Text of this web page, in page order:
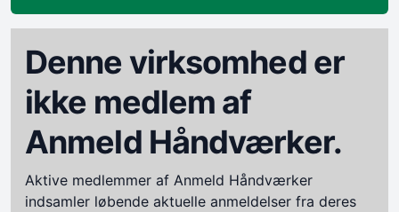
Denne virksomhed er
ikke medlem af
Anmeld Håndværker.
Aktive medlemmer af Anmeld Håndværker
indsamler løbende aktuelle anmeldelser fra deres